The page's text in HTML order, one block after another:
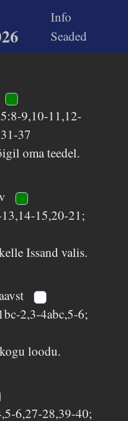
Info
Seaded
9,10-11,12-
37
oma teedel.
15,20-21;
Issand valis.
2,3-4abc,5-6;
loodu.
6,27-28,39-40;